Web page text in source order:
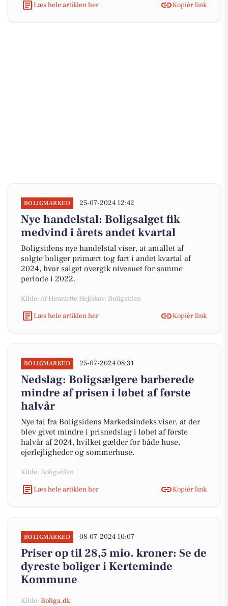
Læs hele artiklen her Kopiér link
BOLIGMARKED 25-07-2024 12:42
Nye handelstal: Boligsalget fik
medvind i årets andet kvartal
Boligsidens nye handelstal viser, at antallet af
solgte boliger primært tog fart i andet kvartal af
2024, hvor salget overgik niveauet for samme
periode i 2022.
Kilde: Af Henriette Hejlskov, Boligsiden
Læs hele artiklen her
Kopiér link
BOLIGMARKED 25-07-2024 08:31
Nedslag: Boligsælgere barberede
mindre af prisen i løbet af første
halvår
Nye tal fra Boligsidens Markedsindeks viser, at der
blev givet mindre i prisnedslag i løbet af første
halvår af 2024, hvilket gælder for både huse,
ejerlejligheder og sommerhuse.
Kilde: Boligsiden
Læs hele artiklen her
Kopiér link
BOLIGMARKED 08-07-2024 10:07
Priser op til 28,5 mio. kroner: Se de
dyreste boliger i Kerteminde
Kommune
Kilde: Boliga.dk